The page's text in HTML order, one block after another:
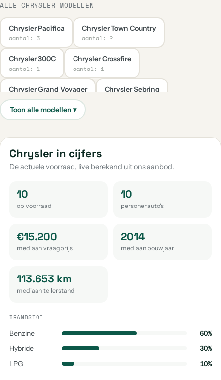
ALLE CHRYSLER MODELLEN
Chrysler Pacifica
aantal: 3
Chrysler Town Country
aantal: 2
Chrysler 300C
aantal: 1
Chrysler Crossfire
aantal: 1
Chrysler Grand Voyager
aantal: 1
Chrysler Sebring
Chrysler Voyager
Chrysler in cijfers
De actuele voorraad, live berekend uit ons aanbod.
10
op voorraad
10
personenauto's
€15.200
mediaan vraagprijs
2014
mediaan bouwjaar
113.653 km
mediaan tellerstand
BRANDSTOF
Benzine
60%
Hybride
30%
LPG
10%